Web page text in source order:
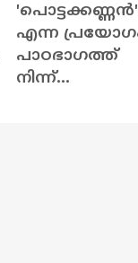
'പൊട്ടക്കണ്ണന്‍'
എന്ന
പാഠഭാഗത്ത്
നിന്ന്